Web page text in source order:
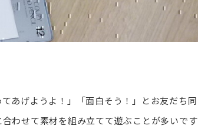
あげようよ！」「面白そう！」とお友だち同
わせて素材を組み立てて遊ぶことが多いです